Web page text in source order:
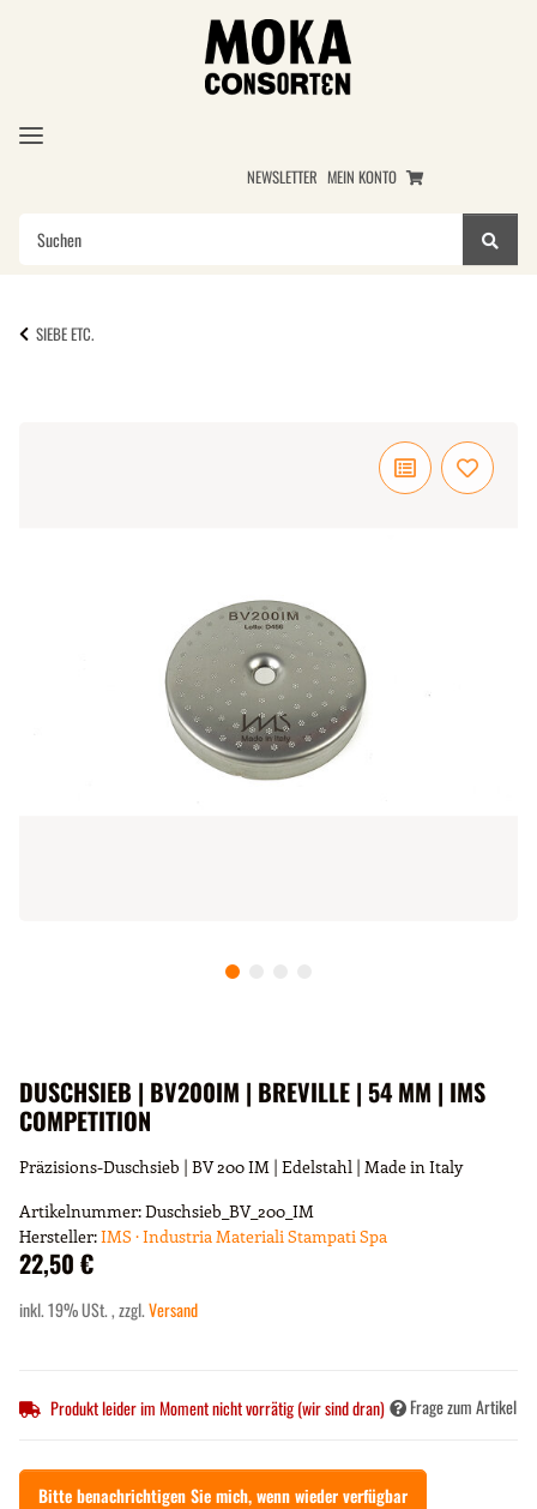
NEWSLETTER MEIN KONTO
SIEBE ETC.
DUSCHSIEB | BV200IM | BREVILLE | 54 MM | IMS
COMPETITION
Präzisions-Duschsieb | BV 200 IM | Edelstahl | Made in Italy
Artikelnummer:Duschsieb_BV_200_IM
Hersteller:IMS · Industria Materiali Stampati Spa
22,50 €
inkl. 19% USt. , zzgl.Versand
Produkt leider im Moment nicht vorrätig (wir sind dran) Frage zum Artikel
Bitte benachrichtigen Sie mich, wenn wieder verfügbar